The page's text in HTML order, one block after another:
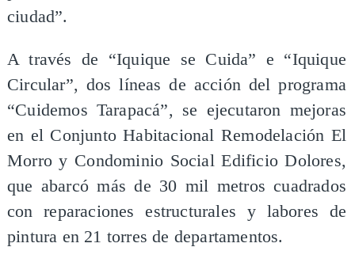
ciudad”.
A través de “Iquique se Cuida” e “Iquique
Circular”, dos líneas de acción del programa
“Cuidemos Tarapacá”, se ejecutaron mejoras
en el Conjunto Habitacional Remodelación El
Morro y Condominio Social Edificio Dolores,
que abarcó más de 30 mil metros cuadrados
con reparaciones estructurales y labores de
pintura en 21 torres de departamentos.